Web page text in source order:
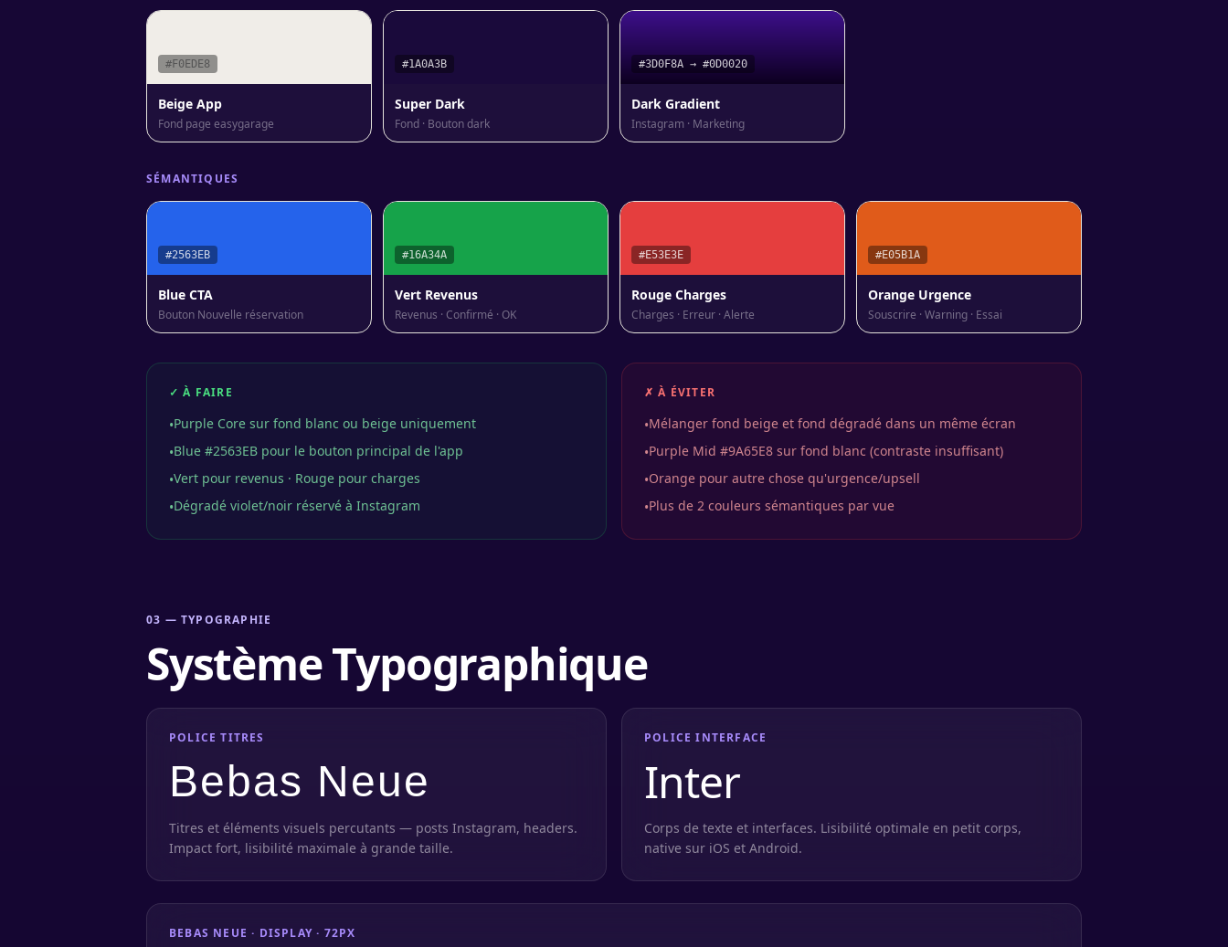
#F0EDE8
Beige App
Fond page easygarage
#1A0A3B
Super Dark
Fond · Bouton dark
#3D0F8A → #0D0020
Dark Gradient
Instagram · Marketing
SÉMANTIQUES
#2563EB
Blue CTA
Bouton Nouvelle réservation
#16A34A
Vert Revenus
Revenus · Confirmé · OK
#E53E3E
Rouge Charges
Charges · Erreur · Alerte
#E05B1A
Orange Urgence
Souscrire · Warning · Essai
✓ À FAIRE
•Purple Core sur fond blanc ou beige uniquement
•Blue #2563EB pour le bouton principal de l'app
•Vert pour revenus · Rouge pour charges
•Dégradé violet/noir réservé à Instagram
✗ À ÉVITER
•Mélanger fond beige et fond dégradé dans un même écran
•Purple Mid #9A65E8 sur fond blanc (contraste insuffisant)
•Orange pour autre chose qu'urgence/upsell
•Plus de 2 couleurs sémantiques par vue
03 —TYPOGRAPHIE
Système Typographique
POLICE TITRES
Bebas Neue
Titres et éléments visuels percutants — posts Instagram, headers.
Impact fort, lisibilité maximale à grande taille.
POLICE INTERFACE
Inter
Corps de texte et interfaces. Lisibilité optimale en petit corps,
native sur iOS et Android.
BEBAS NEUE · DISPLAY · 72PX